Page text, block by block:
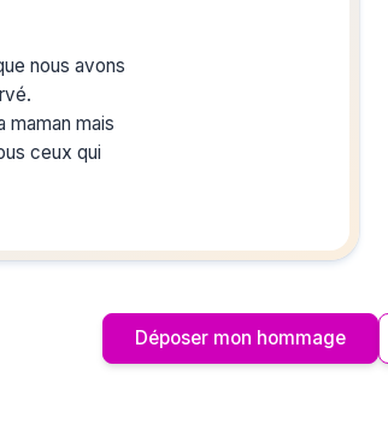
nous avons
maman mais
ceux qui
Bolay
Déposer mon hommage